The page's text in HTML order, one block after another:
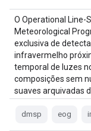
O Operational Line-
Meteorological
exclusiva de
infravermelho
temporal de luzes
composições sem
suaves arquivadas
dmsp eog